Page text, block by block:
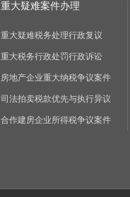
重大疑难案件办理
重大疑难税务处理行政复议
重大税务行政处罚行政诉讼
房地产企业重大纳税争议案件
司法拍卖税款优先与执行异议
合作建房企业所得税争议案件